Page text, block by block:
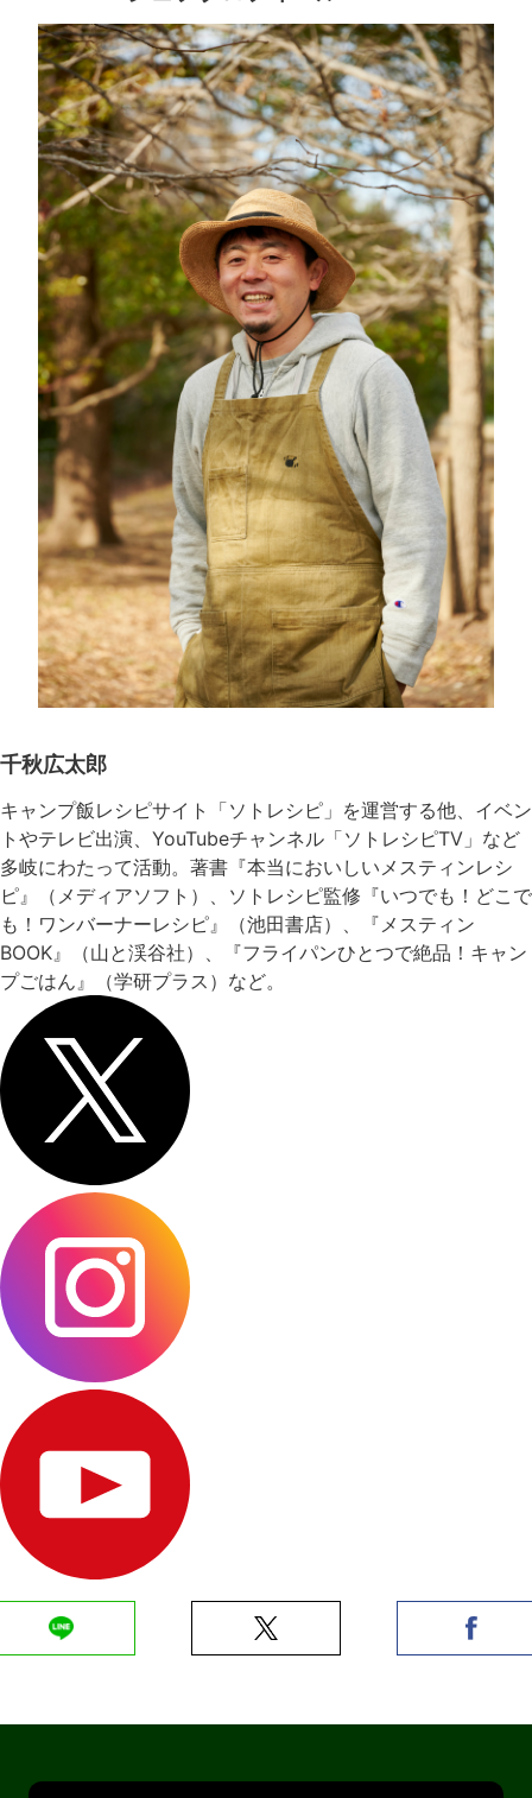
千秋広太郎
キャンプ飯レシピサイト「ソトレシピ」を運営する他、イベン
トやテレビ出演、YouTubeチャンネル「ソトレシピTV」など
多岐にわたって活動。著書『本当においしいメスティンレシ
ピ』（メディアソフト）、ソトレシピ監修『いつでも！どこで
も！ワンバーナーレシピ』（池田書店）、『メスティン
BOOK』（山と渓谷社）、『フライパンひとつで絶品！キャン
プごはん』（学研プラス）など。